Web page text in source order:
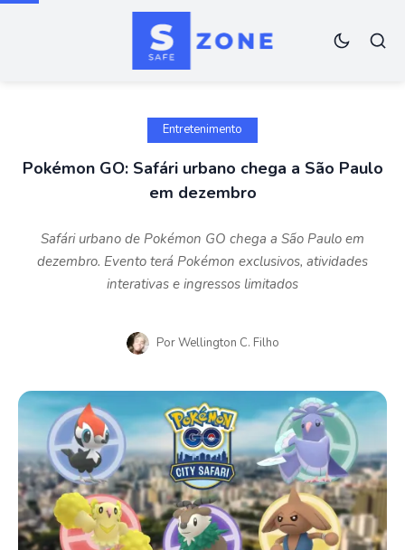
Entretenimento
Pokémon GO: Safári urbano chega a São Paulo
em dezembro
Safári urbano de Pokémon GO chega a São Paulo em
dezembro. Evento terá Pokémon exclusivos, atividades
interativas e ingressos limitados
PorWellington C. Filho